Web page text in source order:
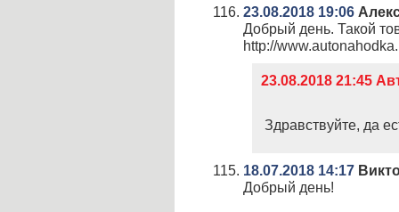
23.08.2018 19:06
Добрый день. Такой
http://
23.08.2018 21:45
Здравствуйте, да
18.07.2018 14:17
Добрый день!